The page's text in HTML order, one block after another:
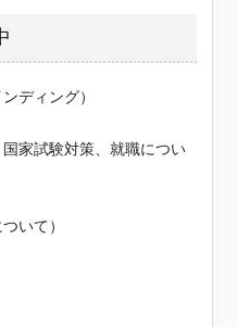
ディング）
家試験対策、就職につい
いて）